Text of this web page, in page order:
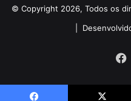
© Copyright 2026, Todos os